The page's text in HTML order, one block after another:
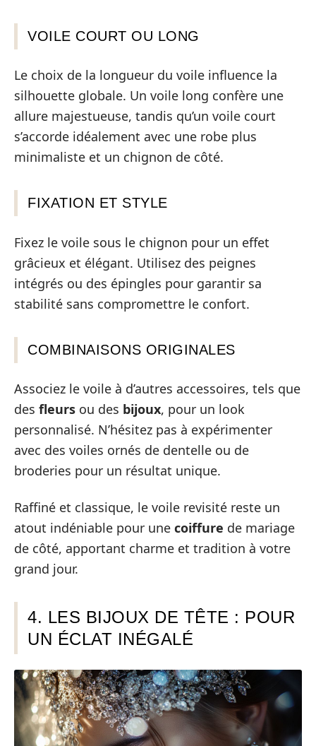
VOILE COURT OU LONG
Le choix de la longueur du voile influence la
silhouette globale. Un voile long confère une
allure majestueuse, tandis qu’un voile court
s’accorde idéalement avec une robe plus
minimaliste et un chignon de côté.
FIXATION ET STYLE
Fixez le voile sous le chignon pour un effet
grâcieux et élégant. Utilisez des peignes
intégrés ou des épingles pour garantir sa
stabilité sans compromettre le confort.
COMBINAISONS ORIGINALES
Associez le voile à d’autres accessoires, tels que
des fleurs ou des bijoux, pour un look
personnalisé. N’hésitez pas à expérimenter
avec des voiles ornés de dentelle ou de
broderies pour un résultat unique.
Raffiné et classique, le voile revisité reste un
atout indéniable pour une coiffure de mariage
de côté, apportant charme et tradition à votre
grand jour.
4. LES BIJOUX DE TÊTE : POUR
UN ÉCLAT INÉGALÉ